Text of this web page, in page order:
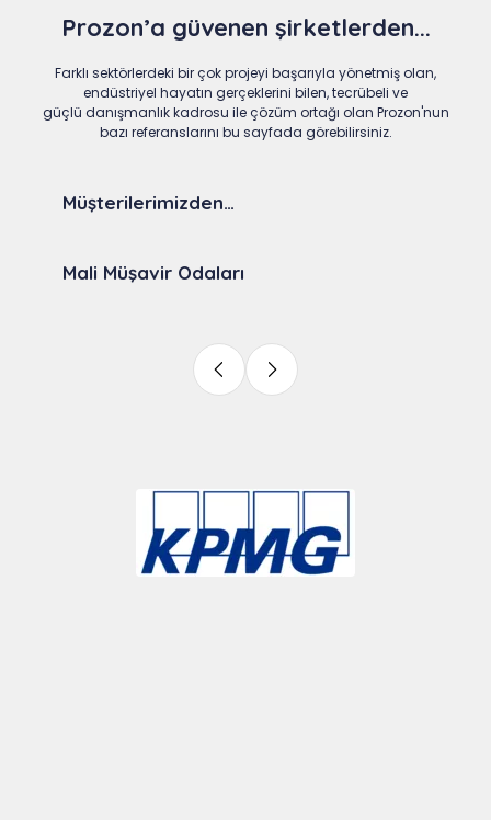
Prozon’a güvenen şirketlerden...
Farklı sektörlerdeki bir çok projeyi başarıyla yönetmiş olan,
endüstriyel hayatın gerçeklerini bilen, tecrübeli ve
güçlü danışmanlık kadrosu ile çözüm ortağı olan Prozon'nun
bazı referanslarını bu sayfada görebilirsiniz.
Müşterilerimizden…
Mali Müşavir Odaları